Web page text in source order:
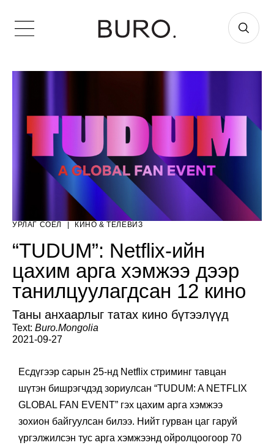
УРЛАГ СОЁЛ КИНО & ТЕЛЕВИЗ
“TUDUM”: Netflix-ийн
цахим арга хэмжээ дээр
танилцуулагдсан 12 кино
Таны анхаарлыг татах кино бүтээлүүд
Text: Buro.Mongolia
2021-09-27
Есдүгээр сарын 25-нд Netflix стриминг тавцан
шүтэн бишрэгчдэд зориулсан “TUDUM: A NETFLIX
GLOBAL FAN EVENT” гэх цахим арга хэмжээ
зохион байгуулсан билээ. Нийт гурван цаг гаруй
үргэлжилсэн тус арга хэмжээнд ойролцоогоор 70